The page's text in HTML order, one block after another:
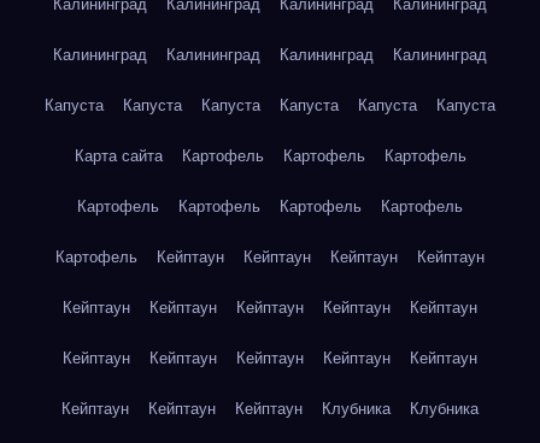
Калининград Калининград Калининград Калининград
Калининград Калининград Калининград Калининград
Капуста Капуста Капуста Капуста Капуста Капуста
Карта сайта Картофель Картофель Картофель
Картофель Картофель Картофель Картофель
Картофель Кейптаун Кейптаун Кейптаун Кейптаун
Кейптаун Кейптаун Кейптаун Кейптаун Кейптаун
Кейптаун Кейптаун Кейптаун Кейптаун Кейптаун
Кейптаун Кейптаун Кейптаун Клубника Клубника